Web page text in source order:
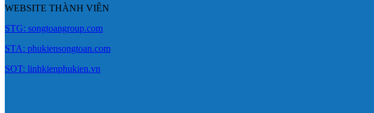
WEBSITE THÀNH VIÊN
STG: songtoangroup.com
STA: phukiensongtoan.com
SOT: linhkienphukien.vn